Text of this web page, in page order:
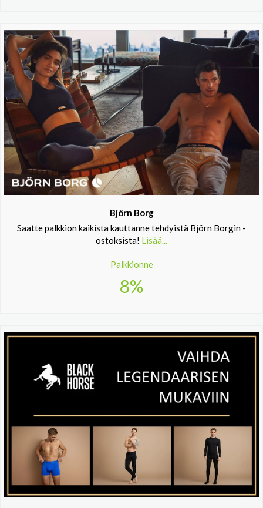
Björn Borg
Saatte palkkion kaikista kauttanne tehdyistä Björn Borgin -
ostoksista! Lisää...
Palkkionne
8%